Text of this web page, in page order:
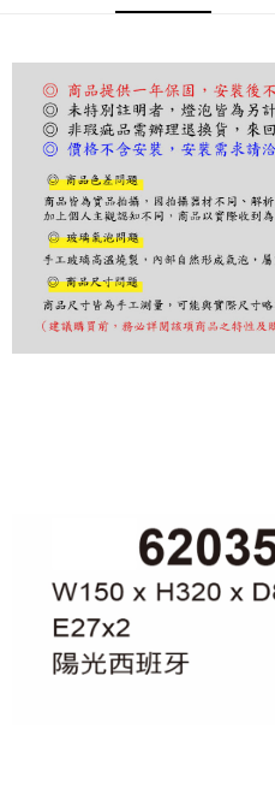
【「AFTEE先享後付」結帳流程】
１．於結帳方式選擇「AFTEE先享後
２．訂單成立數日內，您將收到繳費通
３．收到繳費通知簡訊後14天內，點
ATM／網路銀行／等多元方式進行付
※ 請注意：結帳手續完成當下不需立
後付繳納相關費用。
※ 交易是否成功請以「AFTEE先享後
是否繳費成功／繳費後需取消欲退款
客戶支援中心」https://
３．未成年的使用者請事先徵得法定
「AFTEE先享後付」，若未經同意申
４．使用「AFTEE先享後付」時，將
時審查核予不同之上限額度；若仍有
請求用戶進行身份認證。
５．嚴禁一人註冊多個帳號或使用他
恩沛科技股份有限公司將有權停止該
宅配
每筆NT$180，滿NT$5,000(含以